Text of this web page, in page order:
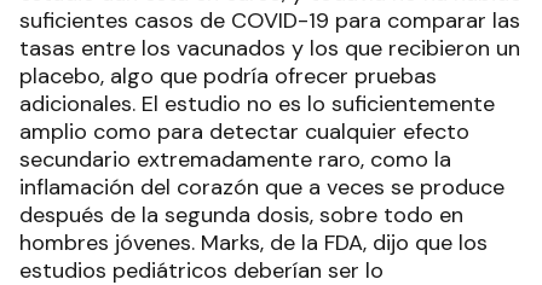
suficientes casos de COVID-19 para comparar las
tasas entre los vacunados y los que recibieron un
placebo, algo que podría ofrecer pruebas
adicionales. El estudio no es lo suficientemente
amplio como para detectar cualquier efecto
secundario extremadamente raro, como la
inflamación del corazón que a veces se produce
después de la segunda dosis, sobre todo en
hombres jóvenes. Marks, de la FDA, dijo que los
estudios pediátricos deberían ser lo